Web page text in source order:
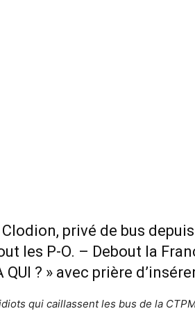
privé de bus
les P-O. – Debout la
? » avec prière
qui caillassent les bus de la